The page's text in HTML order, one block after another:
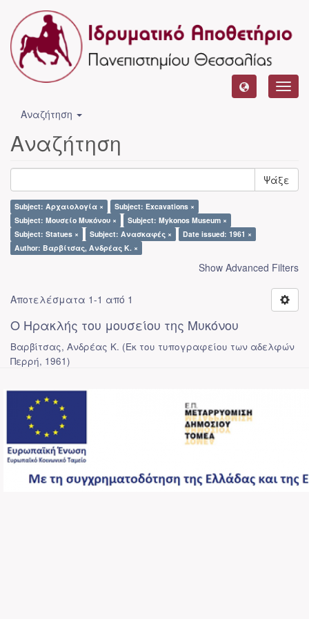
Αναζήτηση
Αναζήτηση
Ψάξε
Subject: Αρχαιολογία ×
Subject: Excavations ×
Subject: Μουσείο Μυκόνου ×
Subject: Mykonos Museum ×
Subject: Statues ×
Subject: Ανασκαφές ×
Date issued: 1961 ×
Author: Βαρβίτσας, Ανδρέας Κ. ×
Show Advanced Filters
Αποτελέσματα 1-1 από 1
Ο Ηρακλής του μουσείου της Μυκόνου
Βαρβίτσας, Ανδρέας Κ. (Εκ του τυπογραφείου των αδελφών
Περρή, 1961)